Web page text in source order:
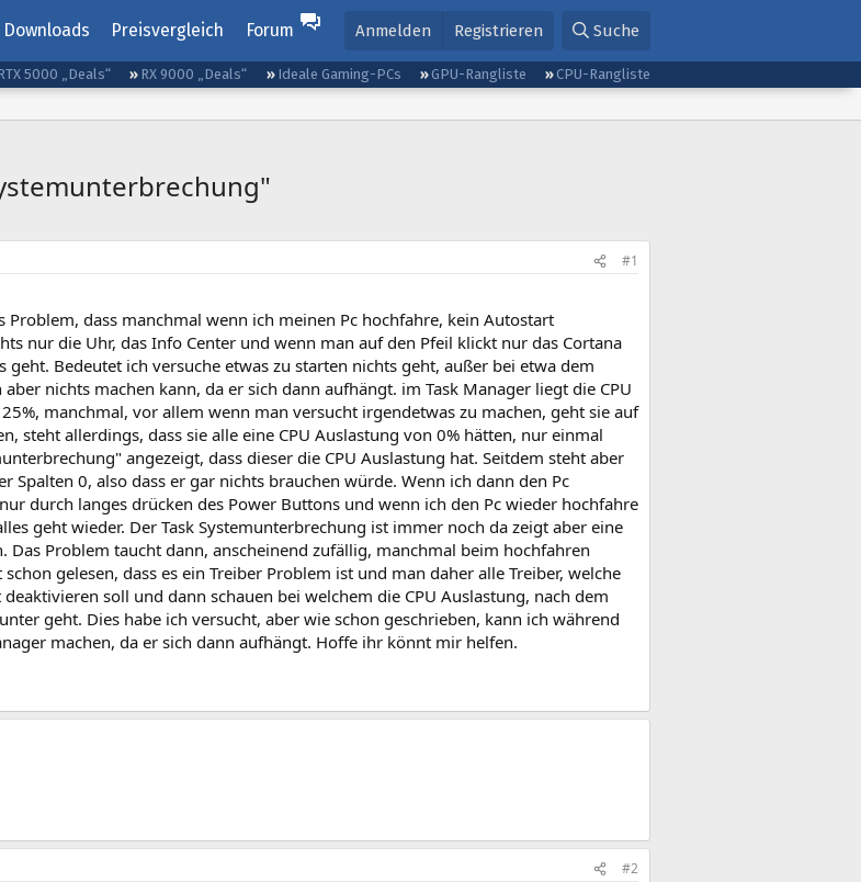
Downloads Preisvergleich Forum Anmelden Registrieren Suche
5000 „Deals“ RX 9000 „Deals“ Ideale Gaming-PCs GPU-Rangliste
CPU-Rangliste
#1
Problem, dass manchmal wenn ich meinen Pc hochfahre, kein Autostart
nur die Uhr, das Info Center und wenn man auf den Pfeil klickt nur das Cortana
geht. Bedeutet ich versuche etwas zu starten nichts geht, außer bei etwa dem
nichts machen kann, da er sich dann aufhängt. im Task Manager liegt die CPU
manchmal, vor allem wenn man versucht irgendetwas zu machen, geht sie auf
steht allerdings, dass sie alle eine CPU Auslastung von 0% hätten, nur einmal
angezeigt, dass dieser die CPU Auslastung hat. Seitdem steht aber
Spalten 0, also dass er gar nichts brauchen würde. Wenn ich dann den Pc
durch langes drücken des Power Buttons und wenn ich den Pc wieder hochfahre
geht wieder. Der Task Systemunterbrechung ist immer noch da zeigt aber eine
Das Problem taucht dann, anscheinend zufällig, manchmal beim hochfahren
gelesen, dass es ein Treiber Problem ist und man daher alle Treiber, welche
soll und dann schauen bei welchem die CPU Auslastung, nach dem
geht. Dies habe ich versucht, aber wie schon geschrieben, kann ich während
machen, da er sich dann aufhängt. Hoffe ihr könnt mir helfen.
#2